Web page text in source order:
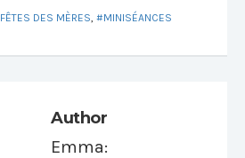
FÊTES DES MÈRES MINISÉANCES
Author
Emma: